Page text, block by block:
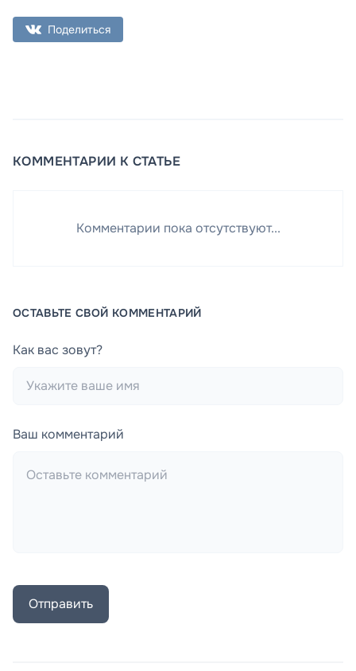
Поделиться
КОММЕНТАРИИ К СТАТЬЕ
Комментарии пока отсутствуют...
ОСТАВЬТЕ СВОЙ КОММЕНТАРИЙ
Как вас зовут?
Ваш комментарий
Отправить